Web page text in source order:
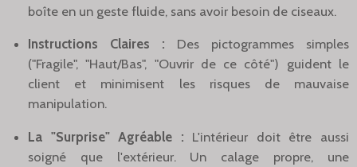
boîte en un geste fluide, sans avoir besoin de ciseaux.
Instructions Claires :
Des pictogrammes simples
("Fragile", "Haut/Bas", "Ouvrir de ce côté") guident le
client et minimisent les risques de mauvaise
manipulation.
La "Surprise" Agréable : L'intérieur doit être aussi
soigné que l'extérieur. Un calage propre, une